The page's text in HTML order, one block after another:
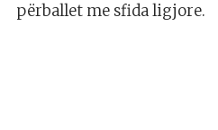
përballet me sfida ligjore.